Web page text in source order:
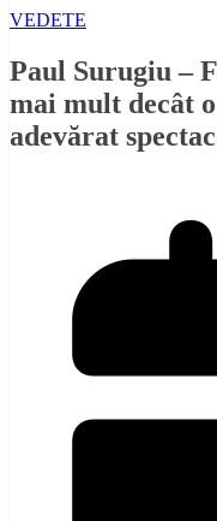
VEDETE
Paul Surugiu –
mai mult decât
adevărat